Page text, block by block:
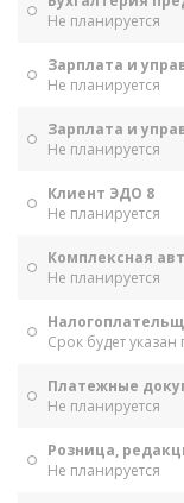
Не планируется
Зарплата и
Не планируется
Зарплата и
Не планируется
Клиент ЭДО 8
Не планируется
Комплексная
Не планируется
Срок будет указан
Платежные
Не планируется
Розница,
Не планируется